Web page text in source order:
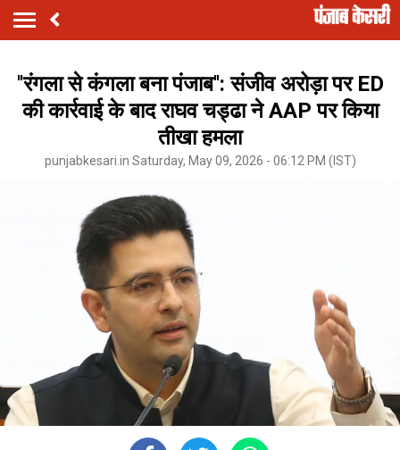
''रंगला से कंगला बना पंजाब'': संजीव अरोड़ा पर ED
की कार्रवाई के बाद राघव चड्ढा ने AAP पर किया
तीखा हमला
punjabkesari.in Saturday, May 09, 2026 - 06:12 PM (IST)